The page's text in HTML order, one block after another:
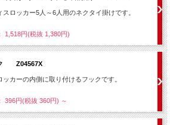
スロッカー5人～6人用のネクタイ掛けです。
1,518円(税抜 1,380円)
Z04567X
ッカーの内側に取り付けるフックです。
396円(税抜 360円) ～